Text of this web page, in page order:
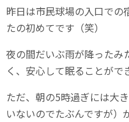
昨日は市民球場の入口での
たの初めてです（笑）
夜の間だいぶ雨が降ったみ
く、安心して眠ることがで
ただ、朝の5時過ぎには大
いないのでたぶんですが）